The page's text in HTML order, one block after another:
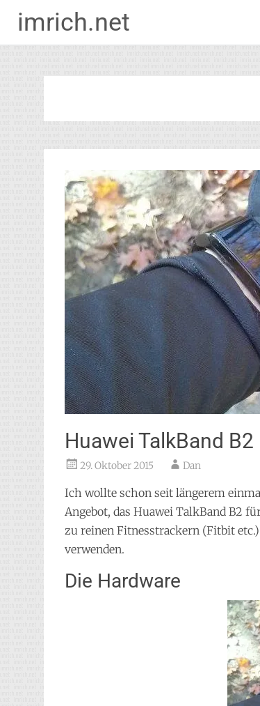
imrich.net
Huawei TalkBand B2
29. Oktober 2015 Dan
Ich wollte schon seit längerem
Angebot, das Huawei TalkBand B2
zu reinen Fitnesstrackern (Fitbit
verwenden.
Die Hardware